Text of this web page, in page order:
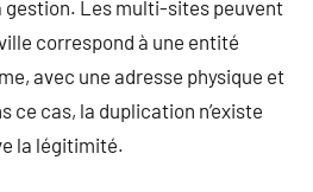
gestion. Les multi-sites peuvent
correspond à une entité
avec une adresse physique et
ce cas, la duplication n’existe
la légitimité.